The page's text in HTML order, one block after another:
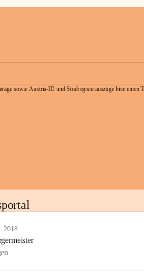
sowie Austria-ID und Strafregisterauszüge bitte einen
2018